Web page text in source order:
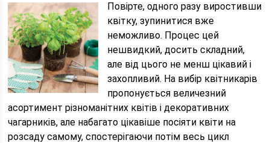
Повірте, одного разу виростивши
квітку, зупинитися вже
неможливо. Процес цей
нешвидкий, досить складний,
але від цього не менш цікавий і
захопливий. На вибір квітникарів
пропонується величезний
асортимент різноманітних квітів і декоративних
чагарників, але набагато цікавіше посіяти квіти на
розсаду самому, спостерігаючи потім весь цикл